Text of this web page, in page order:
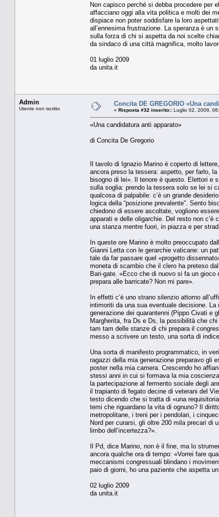
Non capisco perché si debba procedere per
affacciano oggi alla vita politica e molti dei
dispiace non poter soddisfare la loro
all’ennesima frustrazione. La speranza è
sulla forza di chi si aspetta da noi scelte
da sindaco di una città magnifica, molto
01 luglio 2009
da unita.it
Admin
Utente non iscritto
Concita DE GREGORIO «Una
« Risposta #32 inserito:: Luglio 02, 2009,
«Una candidatura anti apparato»
di Concita De Gregorio
Il tavolo di Ignazio Marino è coperto di
ancora preso la tessera: aspetto, per farlo,
bisogno di lei». Il tenore è questo. Elettori e
sulla soglia: prendo la tessera solo se lei si
qualcosa di palpabile: c’è un grande
logica della “posizione prevalente”. Sento
chiedono di essere ascoltate, vogliono
apparati e delle oligarchie. Del resto non
una stanza mentre fuori, in piazza e per
In queste ore Marino è molto preoccupato
Gianni Letta con le gerarchie vaticane: un
tale da far passare quel «progetto
moneta di scambio che il clero ha preteso
Bari-gate. «Ecco che di nuovo si fa un
prepara alle barricate? Non mi pare».
In effetti c’è uno strano silenzio attorno
intimoriti da una sua eventuale decisione.
generazione dei quarantenni (Pippo Civati e
Margherita, fra Ds e Ds, la possibilità che
tam tam delle stanze di chi prepara il
messo a scrivere un testo, una sorta di
Una sorta di manifesto programmatico, in
ragazzi della mia generazione preparavo gli
poster nella mia camera. Crescendo ho
stessi anni in cui si formava la mia
la partecipazione al fermento sociale degli
il trapianto di fegato decine di veterani del
testo dicendo che si tratta di «una
temi che riguardano la vita di ognuno? Il
metropolitane, i treni per i pendolari, i
Nord per curarsi, gli oltre 200 mila precari di
limbo dell’incertezza?».
Il Pd, dice Marino, non è il fine, ma lo
ancora qualche ora di tempo: «Vorrei fare
meccanismi congressuali blindano i
paio di giorni, ho una paziente che aspetta
02 luglio 2009
da unita.it